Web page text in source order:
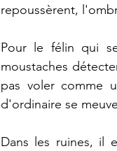
repoussèrent,
Pour le félin qui
moustaches
pas voler comme
d'ordinaire se
Dans les ruines, il